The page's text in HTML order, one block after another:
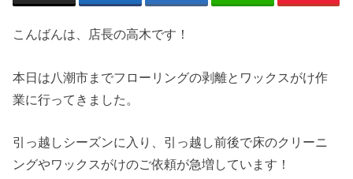
こんばんは、店長の高木です！
本日は八潮市までフローリングの剥離とワックスがけ作
業に行ってきました。
引っ越しシーズンに入り、引っ越し前後で床のクリーニ
ングやワックスがけのご依頼が急増しています！